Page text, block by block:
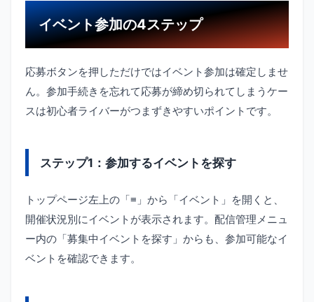
イベント参加の4ステップ
応募ボタンを押しただけではイベント参加は確定しませ
ん。参加手続きを忘れて応募が締め切られてしまうケー
スは初心者ライバーがつまずきやすいポイントです。
ステップ1：参加するイベントを探す
トップページ左上の「≡」から「イベント」を開くと、
開催状況別にイベントが表示されます。配信管理メニュ
ー内の「募集中イベントを探す」からも、参加可能なイ
ベントを確認できます。